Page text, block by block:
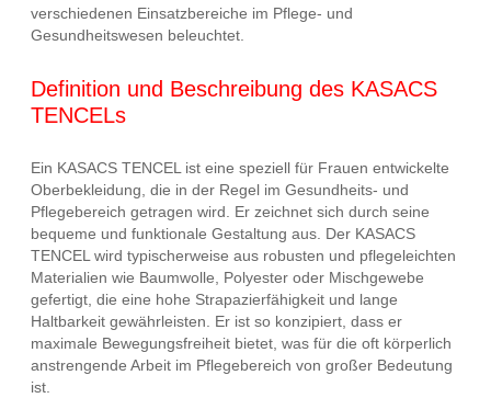
verschiedenen Einsatzbereiche im Pflege- und
Gesundheitswesen beleuchtet.
Definition und Beschreibung des KASACS
TENCELs
Ein KASACS TENCEL ist eine speziell für Frauen entwickelte
Oberbekleidung, die in der Regel im Gesundheits- und
Pflegebereich getragen wird. Er zeichnet sich durch seine
bequeme und funktionale Gestaltung aus. Der KASACS
TENCEL wird typischerweise aus robusten und pflegeleichten
Materialien wie Baumwolle, Polyester oder Mischgewebe
gefertigt, die eine hohe Strapazierfähigkeit und lange
Haltbarkeit gewährleisten. Er ist so konzipiert, dass er
maximale Bewegungsfreiheit bietet, was für die oft körperlich
anstrengende Arbeit im Pflegebereich von großer Bedeutung
ist.